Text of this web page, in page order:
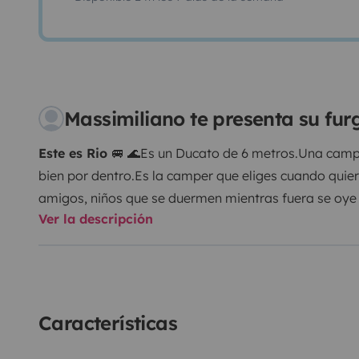
Massimiliano te presenta su
Este es Rio 🚐 🌊Es un Ducato de 6 metros.Una
bien por dentro.Es la camper que eliges cuando
amigos, niños que se duermen mientras fuera se
cómodas, y si sois dos o tres, se puede configurar
equipada para un desayuno tranquilo con vistas a
Ver la descripción
Características